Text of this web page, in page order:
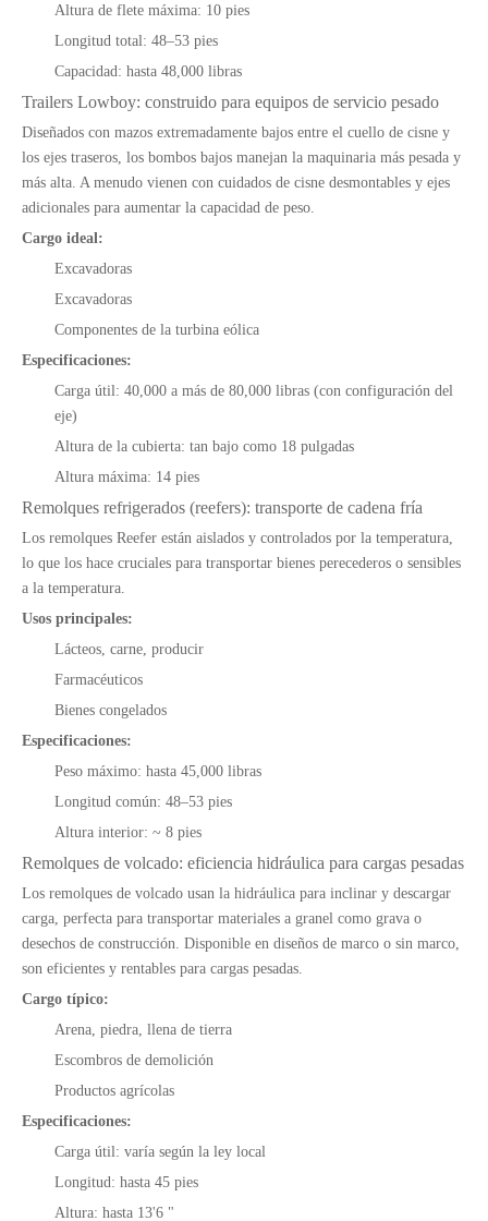
Altura de flete máxima: 10 pies
Longitud total: 48–53 pies
Capacidad: hasta 48,000 libras
Trailers Lowboy: construido para equipos de servicio pesado
Diseñados con mazos extremadamente bajos entre el cuello de cisne y
los ejes traseros, los bombos bajos manejan la maquinaria más pesada y
más alta. A menudo vienen con cuidados de cisne desmontables y ejes
adicionales para aumentar la capacidad de peso.
Cargo ideal:
Excavadoras
Excavadoras
Componentes de la turbina eólica
Especificaciones:
Carga útil: 40,000 a más de 80,000 libras (con configuración del
eje)
Altura de la cubierta: tan bajo como 18 pulgadas
Altura máxima: 14 pies
Remolques refrigerados (reefers): transporte de cadena fría
Los remolques Reefer están aislados y controlados por la temperatura,
lo que los hace cruciales para transportar bienes perecederos o sensibles
a la temperatura.
Usos principales:
Lácteos, carne, producir
Farmacéuticos
Bienes congelados
Especificaciones:
Peso máximo: hasta 45,000 libras
Longitud común: 48–53 pies
Altura interior: ~ 8 pies
Remolques de volcado: eficiencia hidráulica para cargas pesadas
Los remolques de volcado usan la hidráulica para inclinar y descargar
carga, perfecta para transportar materiales a granel como grava o
desechos de construcción. Disponible en diseños de marco o sin marco,
son eficientes y rentables para cargas pesadas.
Cargo típico:
Arena, piedra, llena de tierra
Escombros de demolición
Productos agrícolas
Especificaciones:
Carga útil: varía según la ley local
Longitud: hasta 45 pies
Altura: hasta 13'6 "